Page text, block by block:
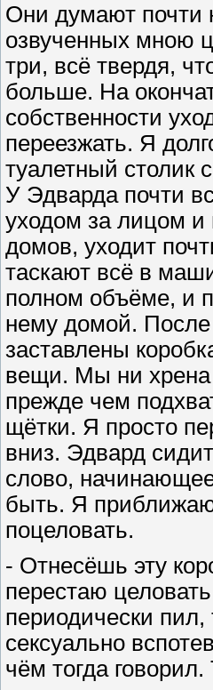
Они думают почти
озвученных мною
три, всё твердя,
больше. На
собственности
переезжать. Я
туалетный столик
У Эдварда почти
уходом за лицом и
домов, уходит
таскают всё в
полном объёме, и
нему домой. После
заставлены
вещи. Мы ни хрена
прежде чем
щётки. Я просто
вниз. Эдвард
слово,
быть. Я
поцеловать.
- Отнесёшь эту
перестаю
периодически
сексуально
чём тогда